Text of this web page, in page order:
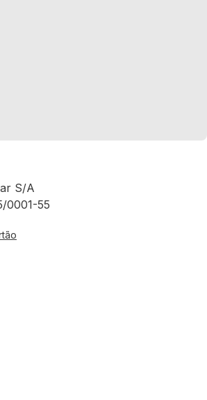
S/A
0001-55